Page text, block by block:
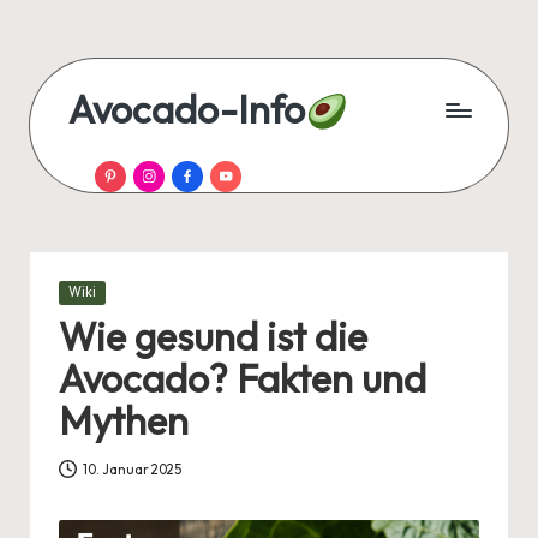
content
Avocado-Info
über
Rezepte,
Tipps
Wissen
auf
einen
Blick!
PinterestInstagramFacebook
YouTube
Posted
Wiki
Wie gesund ist die
Avocado? Fakten und
Mythen
10. Januar 2025